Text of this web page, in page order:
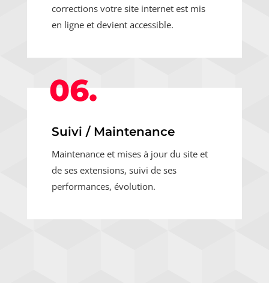
corrections votre site internet est mis
en ligne et devient accessible.
06.
Suivi / Maintenance
Maintenance et mises à jour du site et
de ses extensions, suivi de ses
performances, évolution.